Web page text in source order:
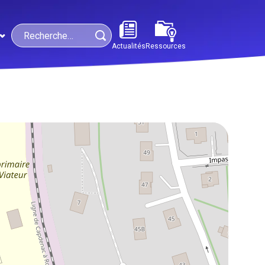
Search
Actualités Ressources